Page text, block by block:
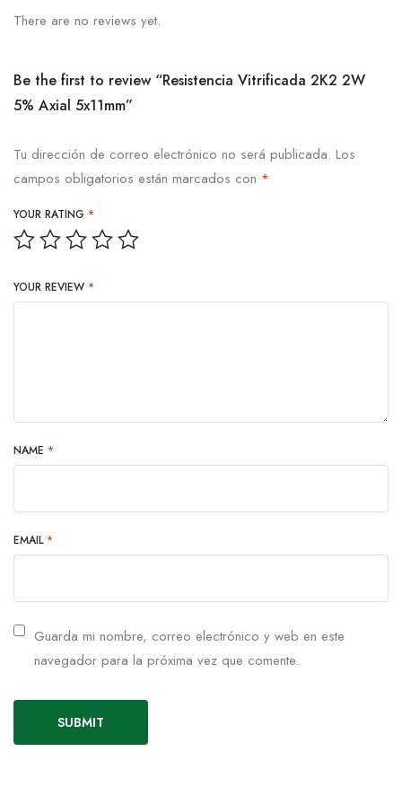
There are no reviews yet.
Be the first to review “Resistencia Vitrificada 2K2 2W
5% Axial 5x11mm”
Tu dirección de correo electrónico no será publicada. Los
campos obligatorios están marcados con *
YOUR RATING *
YOUR REVIEW *
NAME *
EMAIL *
Guarda mi nombre, correo electrónico y web en este
navegador para la próxima vez que comente.